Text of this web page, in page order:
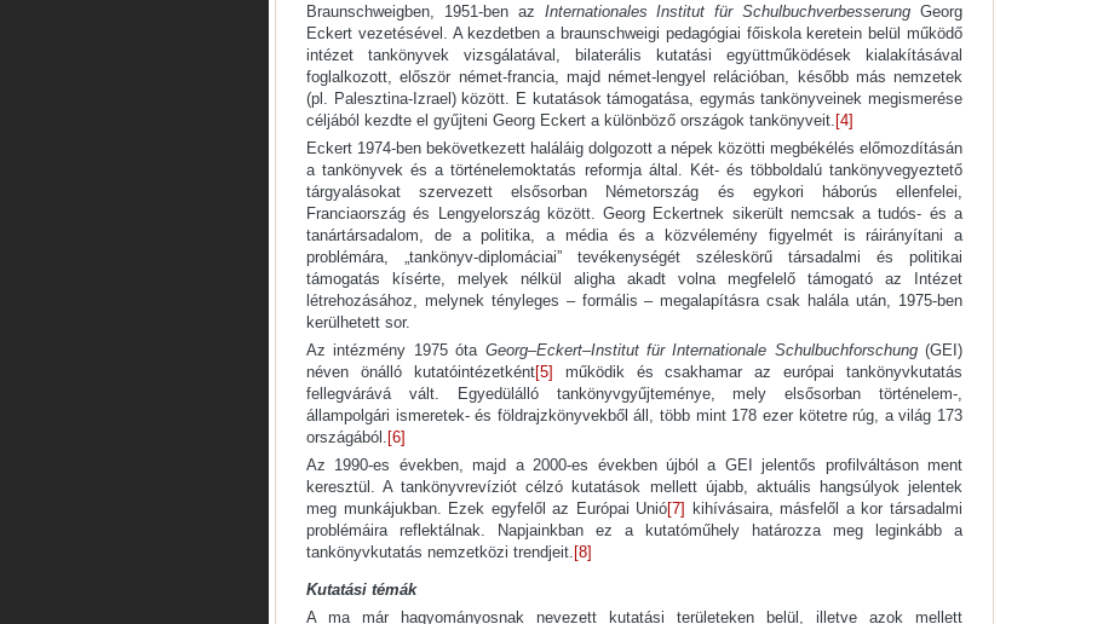
Braunschweigben, 1951-ben az Internationales Institut für Schulbuchverbesserung Georg
Eckert vezetésével. A kezdetben a braunschweigi pedagógiai főiskola keretein belül működő
intézet tankönyvek vizsgálatával, bilaterális kutatási együttműködések kialakításával
foglalkozott, először német-francia, majd német-lengyel relációban, később más nemzetek
(pl. Palesztina-Izrael) között. E kutatások támogatása, egymás tankönyveinek megismerése
céljából kezdte el gyűjteni Georg Eckert a különböző országok tankönyveit. [4]
Eckert 1974-ben bekövetkezett haláláig dolgozott a népek közötti megbékélés előmozdításán
a tankönyvek és a történelemoktatás reformja által. Két- és többoldalú tankönyvegyeztető
tárgyalásokat szervezett elsősorban Németország és egykori háborús ellenfelei,
Franciaország és Lengyelország között. Georg Eckertnek sikerült nemcsak a tudós- és a
tanártársadalom, de a politika, a média és a közvélemény figyelmét is ráirányítani a
problémára, „tankönyv-diplomáciai” tevékenységét széleskörű társadalmi és politikai
támogatás kísérte, melyek nélkül aligha akadt volna megfelelő támogató az Intézet
létrehozásához, melynek tényleges – formális – megalapításra csak halála után, 1975-ben
kerülhetett sor.
Az intézmény 1975 óta Georg–Eckert–Institut für Internationale Schulbuchforschung(GEI)
néven önálló kutatóintézetként[5]
működik és csakhamar az európai tankönyvkutatás
fellegvárává vált. Egyedülálló tankönyvgyűjteménye, mely elsősorban történelem-,
állampolgári ismeretek- és földrajzkönyvekből áll, több mint 178 ezer kötetre rúg, a világ 173
országából. [6]
Az 1990-es években, majd a 2000-es években újból a GEI jelentős profilváltáson ment
keresztül. A tankönyvrevíziót célzó kutatások mellett újabb, aktuális hangsúlyok jelentek
meg munkájukban. Ezek egyfelől az Európai Unió[7]
kihívásaira, másfelől a kor társadalmi
problémáira reflektálnak. Napjainkban ez a kutatóműhely határozza meg leginkább a
tankönyvkutatás nemzetközi trendjeit. [8]
Kutatási témák
A ma már hagyományosnak nevezett kutatási területeken belül, illetve azok mellett